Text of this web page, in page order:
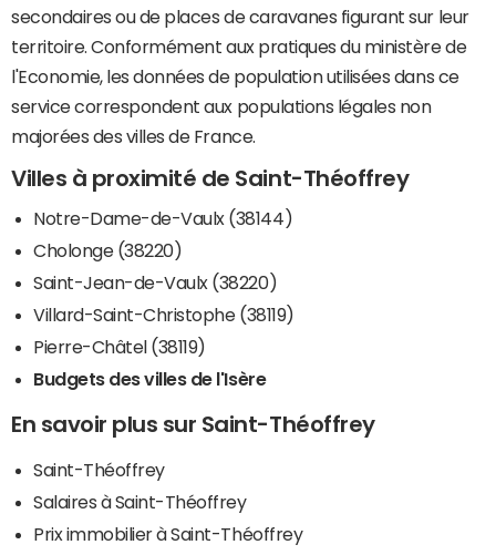
secondaires ou de places de caravanes figurant sur leur
territoire. Conformément aux pratiques du ministère de
l'Economie, les données de population utilisées dans ce
service correspondent aux populations légales non
majorées des villes de France.
Villes à proximité de Saint-Théoffrey
Notre-Dame-de-Vaulx (38144)
Cholonge (38220)
Saint-Jean-de-Vaulx (38220)
Villard-Saint-Christophe (38119)
Pierre-Châtel (38119)
Budgets des villes de l'Isère
En savoir plus sur Saint-Théoffrey
Saint-Théoffrey
Salaires à Saint-Théoffrey
Prix immobilier à Saint-Théoffrey